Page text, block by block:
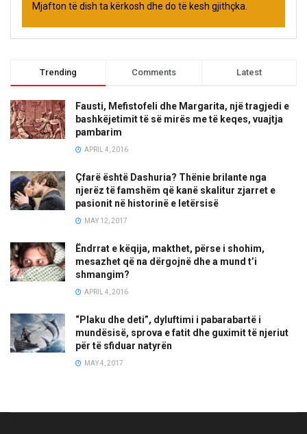
Mjafton të dish ta kërkosh dhe do të kesh gjithçka.
Trending Comments Latest
Fausti, Mefistofeli dhe Margarita, një tragjedi e
bashkëjetimit të së mirës me të keqes, vuajtja
pambarim
APRIL 4, 2016
Çfarë është Dashuria? Thënie brilante nga
njerëz të famshëm që kanë skalitur zjarret e
pasionit në historinë e letërsisë
MAY 12, 2017
Ëndrrat e këqija, makthet, përse i shohim,
mesazhet që na dërgojnë dhe a mund t’i
shmangim?
APRIL 4, 2016
“Plaku dhe deti”, dyluftimi i pabarabartë i
mundësisë, sprova e fatit dhe guximit të njeriut
për të sfiduar natyrën
MAY 4, 2017